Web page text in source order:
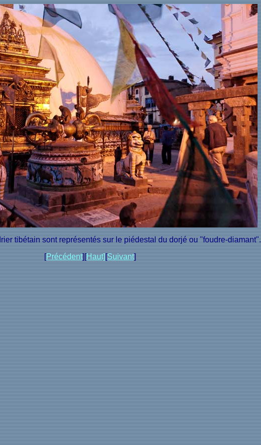
tibétain sont représentés sur le piédestal du dorjé ou "foudre-diamant".
[Précédent][Haut] [Suivant]